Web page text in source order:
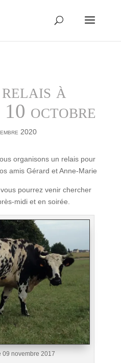
à
octobre
2020
organisons un relais pour
amis Gérard et Anne-Marie
, vous pourrez venir chercher
midi et en soirée.
09 novembre 2017